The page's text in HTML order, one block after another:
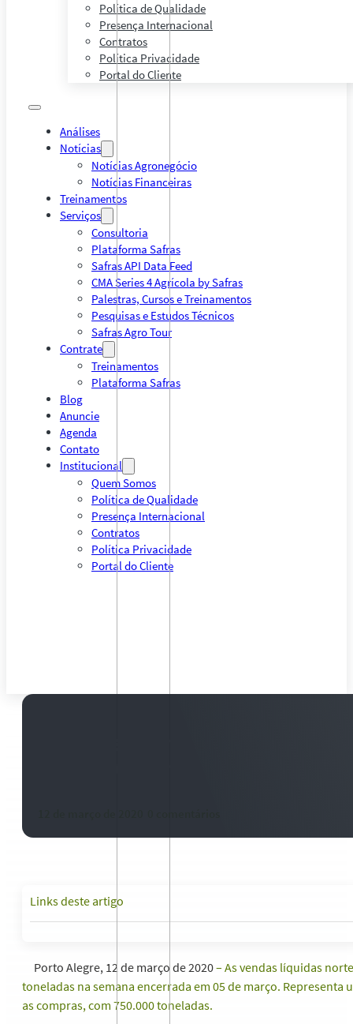
Política de Qualidade
Presença Internacional
Contratos
Política Privacidade
Portal do Cliente
Análises
Notícias
Notícias Agronegócio
Notícias Financeiras
Treinamentos
Serviços
Consultoria
Plataforma Safras
Safras API Data Feed
CMA Series 4 Agrícola by Safras
Palestras, Cursos e Treinamentos
Pesquisas e Estudos Técnicos
Safras Agro Tour
Contrate
Treinamentos
Plataforma Safras
Blog
Anuncie
Agenda
Contato
Institucional
Quem Somos
Política de Qualidade
Presença Internacional
Contratos
Política Privacidade
Portal do Cliente
Links deste artigo
Porto Alegre, 12 de março de 2020– As vendas líquidas
toneladas na semana encerrada em 05 de março.
as compras, com 750.000 toneladas.